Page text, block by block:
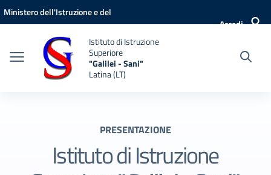
Vai ai contenuti
Vai al menu di navigazione
Vai al footer
Ministero dell'Istruzione e del
Accedi
Istituto di Istruzione
Superiore
"Galilei - Sani"
Latina (LT)
PRESENTAZIONE
Istituto di Istruzione